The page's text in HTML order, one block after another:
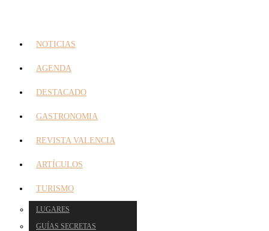
NOTICIAS
AGENDA
DESTACADO
GASTRONOMIA
REVISTA VALENCIA
ARTÍCULOS
TURISMO
LUGARES
GUÍAS SECRETAS